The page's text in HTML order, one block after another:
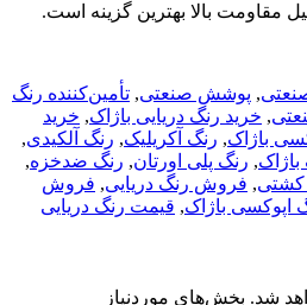
مقاومت بالا بهترین گزینه است.
, پوشش صنعتی, تأمین‌کننده رنگ
, خرید رنگ دریایی باژاک, خرید
باژاک, رنگ آکریلیک, رنگ آلکیدی,
, رنگ پلی اورتان, رنگ ضدخزه,
کشتی, فروش رنگ دریایی, فروش
اپوکسی باژاک, قیمت رنگ دریایی
شد. بخش‌های موردنیاز